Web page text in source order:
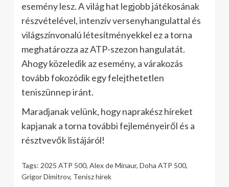
esemény lesz. A világ hat legjobb játékosának
részvételével, intenzív versenyhangulattal és
világszínvonalú létesítményekkel ez a torna
meghatározza az ATP-szezon hangulatát.
Ahogy közeledik az esemény, a várakozás
tovább fokozódik egy felejthetetlen
teniszünnep iránt.
Maradjanak velünk, hogy naprakész híreket
kapjanak a torna további fejleményeiről és a
résztvevők listájáról!
Tags: 2025 ATP 500, Alex de Minaur, Doha ATP 500,
Grigor Dimitrov, Tenisz hírek